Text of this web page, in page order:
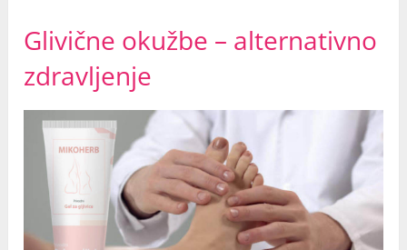
Glivične okužbe – alternativno
zdravljenje